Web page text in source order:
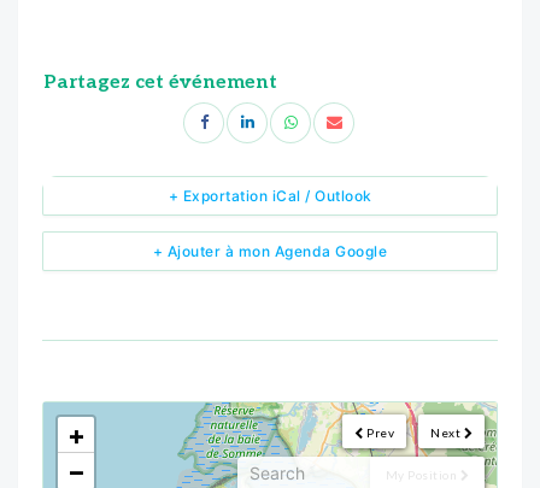
Partagez cet événement
+ Ajouter à mon Agenda Google
+ Exportation iCal / Outlook
Next
Prev
My Position
<!---->
+
−